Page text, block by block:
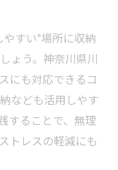
すい”場所に収納
ょう。神奈川県川
にも対応できるコ
なども活用しやす
することで、無理
トレスの軽減にも